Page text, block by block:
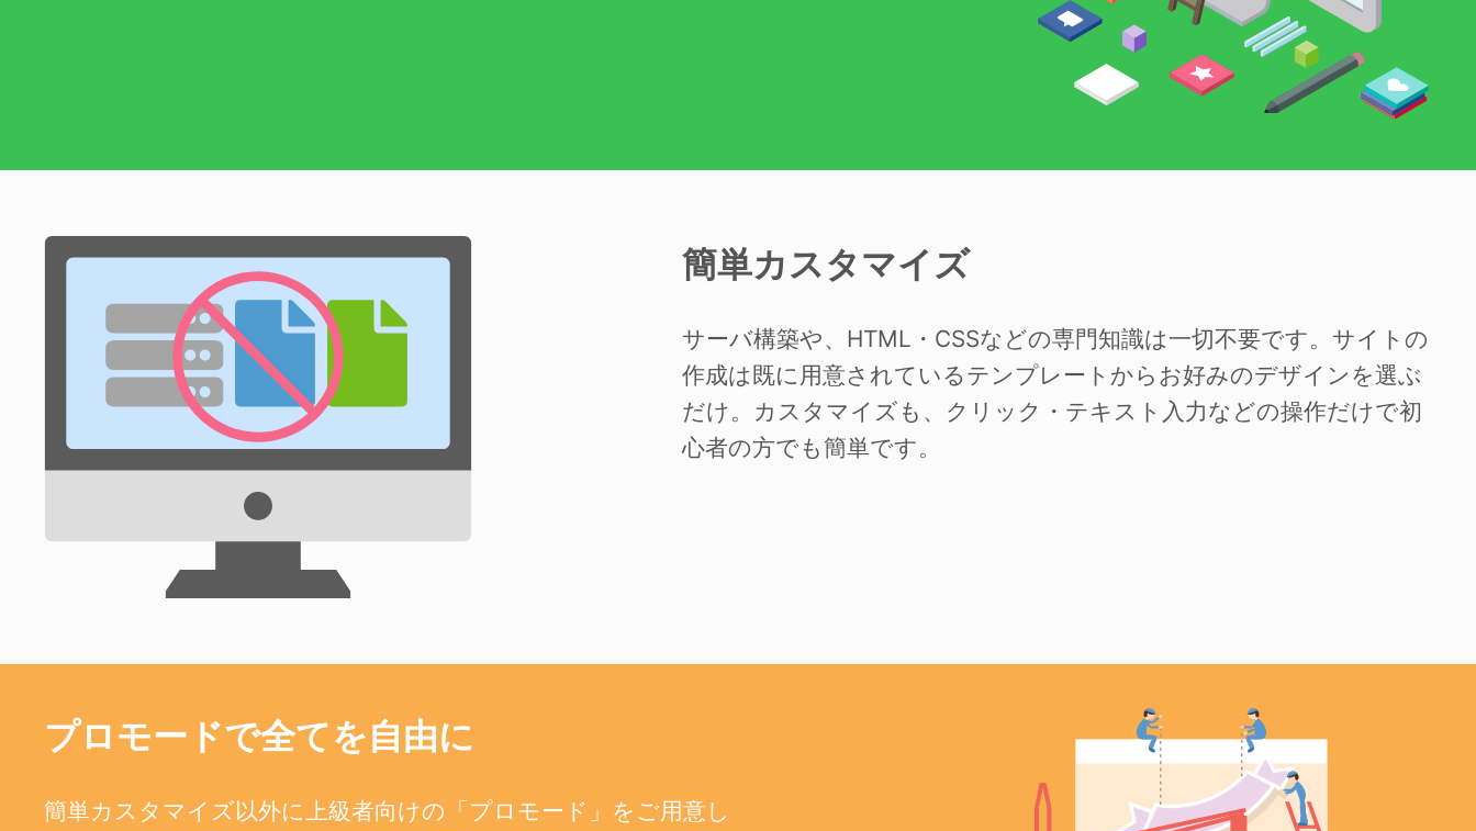
簡単カスタマイズ
サーバ構築や、HTML・CSSなどの専門知識は一切不要です。サイトの
作成は既に用意されているテンプレートからお好みのデザインを選ぶ
だけ。カスタマイズも、クリック・テキスト入力などの操作だけで初
心者の方でも簡単です。
プロモードで全てを自由に
簡単カスタマイズ以外に上級者向けの「プロモード」をご用意し